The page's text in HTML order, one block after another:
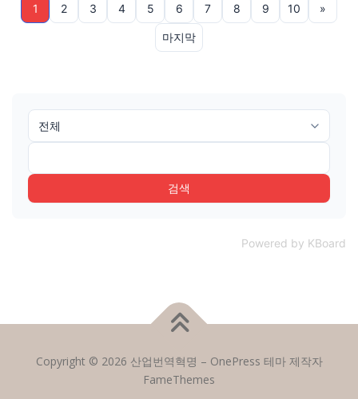
1 2 3 4 5 6 7 8 9 10 »
마지막
검색
Powered by KBoard
Copyright © 2026 산업번역혁명 – OnePress 테마 제작자
FameThemes